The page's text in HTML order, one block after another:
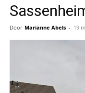
Door Marianne Abels - 19